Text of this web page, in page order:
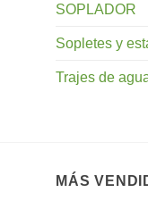
SOPLADOR
Sopletes y
Trajes de
MÁS